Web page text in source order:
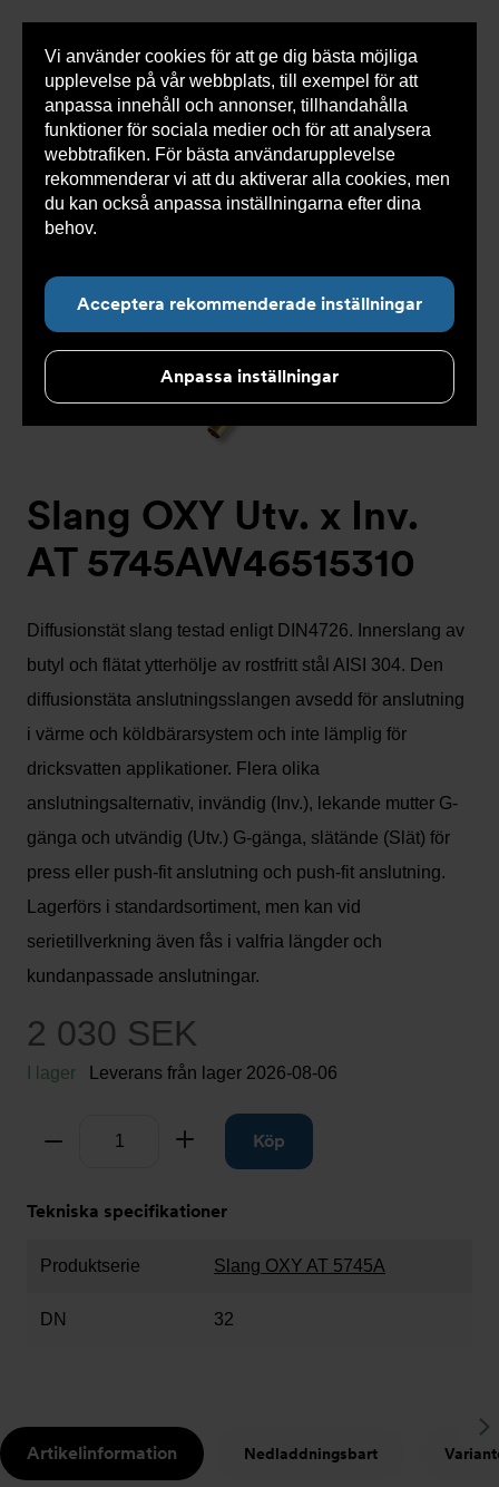
Vi använder cookies för att ge dig bästa möjliga
upplevelse på vår webbplats, till exempel för att
anpassa innehåll och annonser, tillhandahålla
funktioner för sociala medier och för att analysera
webbtrafiken. För bästa användarupplevelse
rekommenderar vi att du aktiverar alla cookies, men
du kan också anpassa inställningarna efter dina
behov.
Acceptera rekommenderade inställningar
Anpassa inställningar
0 varorSnabborder
Du
här:
Armatec > Produkter > Kyla > Slang >
Slang
OXY
> Slang OXY AT 5745A >
Slang OXY Utv. x Inv. AT
5745AW46515310
Slang OXY Utv. x Inv.
AT 5745AW46515310
Diffusionstät slang testad enligt DIN4726. Innerslang av
butyl och flätat ytterhölje av rostfritt stål AISI 304. Den
diffusionstäta anslutningsslangen avsedd för anslutning
i värme och köldbärarsystem och inte lämplig för
dricksvatten applikationer. Flera olika
anslutningsalternativ, invändig (Inv.), lekande mutter G-
gänga och utvändig (Utv.) G-gänga, slätände (Slät) för
press eller push-fit anslutning och push-fit anslutning.
Lagerförs i standardsortiment, men kan vid
serietillverkning även fås i valfria längder och
kundanpassade anslutningar.
2 030 SEK
I lager Leverans från lager 2026-08-06
Ta bort Lägg tillKöp
Tekniska specifikationer
Produktserie Slang OXY AT 5745A
DN 32
Artikelinformation Nedladdningsbart